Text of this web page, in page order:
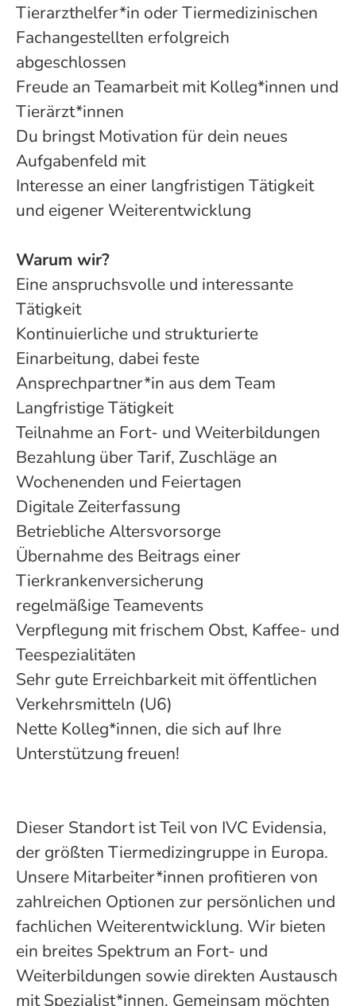
Tierarzthelfer*in oder Tiermedizinischen
Fachangestellten erfolgreich
abgeschlossen
Freude an Teamarbeit mit Kolleg*innen und
Tierärzt*innen
Du bringst Motivation für dein neues
Aufgabenfeld mit
Interesse an einer langfristigen Tätigkeit
und eigener Weiterentwicklung
Warum wir?
Eine anspruchsvolle und interessante
Tätigkeit
Kontinuierliche und strukturierte
Einarbeitung, dabei feste
Ansprechpartner*in aus dem Team
Langfristige Tätigkeit
Teilnahme an Fort- und Weiterbildungen
Bezahlung über Tarif, Zuschläge an
Wochenenden und Feiertagen
Digitale Zeiterfassung
Betriebliche Altersvorsorge
Übernahme des Beitrags einer
Tierkrankenversicherung
regelmäßige Teamevents
Verpflegung mit frischem Obst, Kaffee- und
Teespezialitäten
Sehr gute Erreichbarkeit mit öffentlichen
Verkehrsmitteln (U6)
Nette Kolleg*innen, die sich auf Ihre
Unterstützung freuen!
Dieser Standort ist Teil von IVC Evidensia,
der größten Tiermedizingruppe in Europa.
Unsere Mitarbeiter*innen profitieren von
zahlreichen Optionen zur persönlichen und
fachlichen Weiterentwicklung. Wir bieten
ein breites Spektrum an Fort- und
Weiterbildungen sowie direkten Austausch
mit Spezialist*innen. Gemeinsam möchten